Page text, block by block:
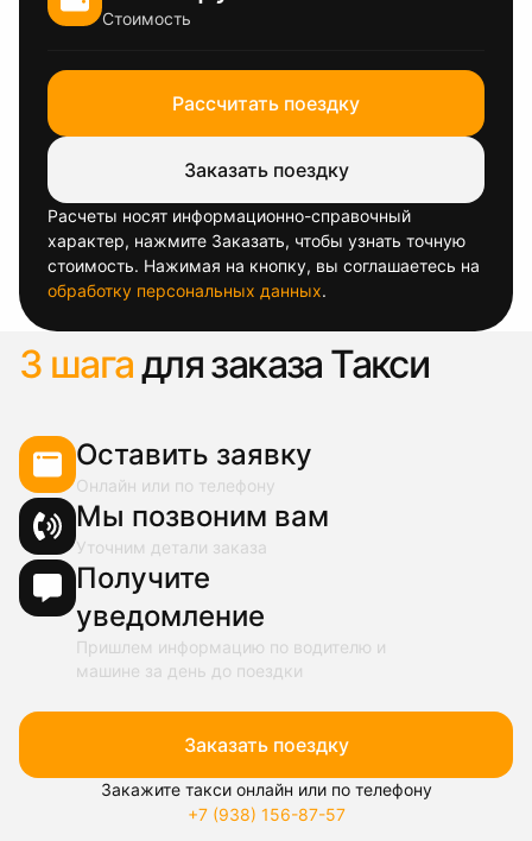
Стоимость
Рассчитать поездку
Заказать поездку
Расчеты носят информационно-справочный
характер, нажмите Заказать, чтобы узнать точную
стоимость. Нажимая на кнопку, вы соглашаетесь на
обработку персональных данных.
3 шагадля заказа Такси
Оставить заявку
Онлайн или по телефону
Мы позвоним вам
Уточним детали заказа
Получите
уведомление
Пришлем информацию по водителю и
машине за день до поездки
Заказать поездку
Закажите такси онлайн или по телефону
+7 (938) 156-87-57